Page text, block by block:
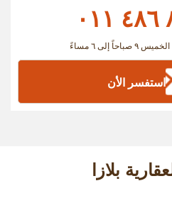
إلى ٦ مساءً
استفسر الأن
بلازا